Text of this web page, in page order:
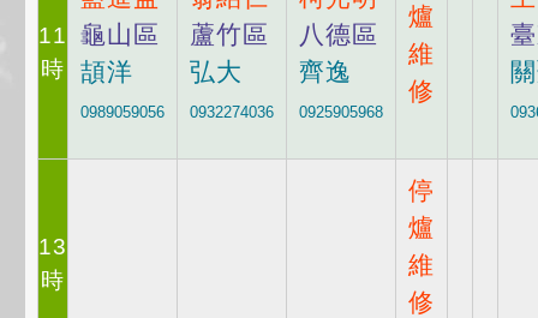
11
時
龜山區
頡洋
0989059056
蘆竹區
弘大
0932274036
八德區
齊逸
0925905968
爐
維
修
13
時
停
爐
維
修